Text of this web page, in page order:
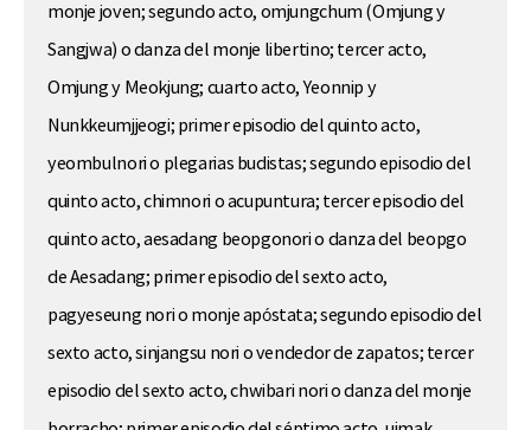
monje joven; segundo acto, omjungchum (Omjung y
Sangjwa) o danza del monje libertino; tercer acto,
Omjung y Meokjung; cuarto acto, Yeonnip y
Nunkkeumjjeogi; primer episodio del quinto acto,
yeombulnori o plegarias budistas; segundo episodio del
quinto acto, chimnori o acupuntura; tercer episodio del
quinto acto, aesadang beopgonori o danza del beopgo
de Aesadang; primer episodio del sexto acto,
pagyeseung nori o monje apóstata; segundo episodio del
sexto acto, sinjangsu nori o vendedor de zapatos; tercer
episodio del sexto acto, chwibari nori o danza del monje